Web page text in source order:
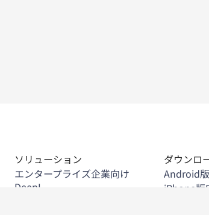
ソリューション
エンタープライズ企業向け
DeepL
ダウンロ
Android
iPhone版